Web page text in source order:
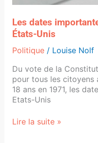
Les dates
États-Unis
Politique/ Louise Nolf
Du vote de la
pour tous les citoyens
18 ans en 1971, les
Etats-Unis
Lire la suite »